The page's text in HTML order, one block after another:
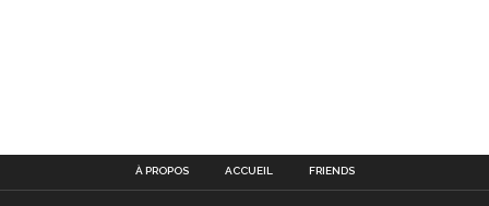
À PROPOS ACCUEIL FRIENDS